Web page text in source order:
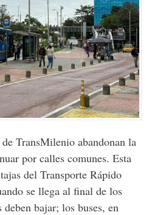
TransMilenio abandonan la
por calles comunes. Esta
del Transporte Rápido
se llega al final de los
bajar; los buses, en